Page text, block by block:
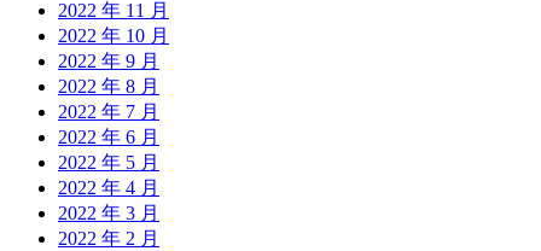
2022 年 11 月
2022 年 10 月
2022 年 9 月
2022 年 8 月
2022 年 7 月
2022 年 6 月
2022 年 5 月
2022 年 4 月
2022 年 3 月
2022 年 2 月